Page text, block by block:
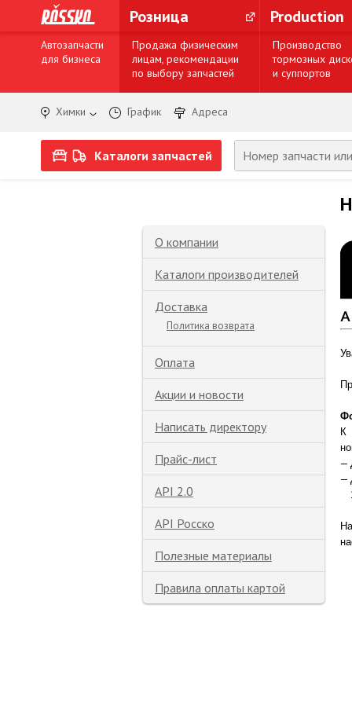
Розница Production
Автозапчасти
для бизнеса
Продажа физическим
лицам, рекомендации
по выбору запчастей
Производство
тормозных
и суппортов
Химки График Адреса
Каталоги запчастей
О компании
Каталоги производителей
Доставка
Политика возврата
Оплата
Акции и новости
Написать директору
Прайс-лист
API 2.0
API Росско
Полезные материалы
Правила оплаты картой
К